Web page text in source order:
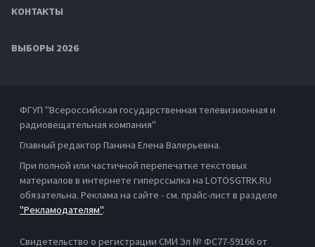
КОНТАКТЫ
ВЫБОРЫ 2026
ФГУП "Всероссийская государственная телевизионная и
радиовещательная компания"
Главный редактор Панина Елена Валерьевна.
При полной или частичной перепечатке текстовых
материалов в интернете гиперссылка на LOTOSGTRK.RU
обязательна. Реклама на сайте - см. прайс-лист в разделе
"Рекламодателям".
Свидетельство о регистрации СМИ Эл № ФС77-59166 от